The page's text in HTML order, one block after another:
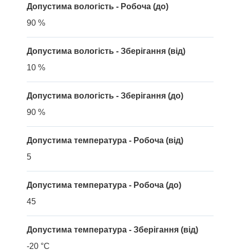
Допустима вологість - Робоча (до)
90 %
Допустима вологість - Зберігання (від)
10 %
Допустима вологість - Зберігання (до)
90 %
Допустима температура - Робоча (від)
5
Допустима температура - Робоча (до)
45
Допустима температура - Зберігання (від)
-20 °C